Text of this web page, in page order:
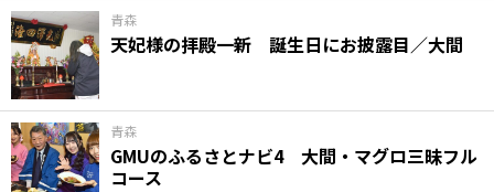
青森
天妃様の拝殿一新 誕生日にお披露目／大間
青森
GMUのふるさとナビ4 大間・マグロ三昧フル
コース